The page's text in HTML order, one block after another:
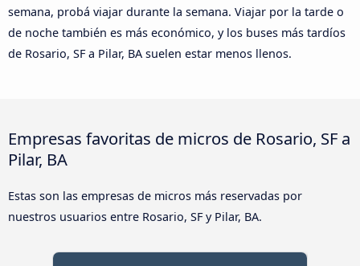
semana, probá viajar durante la semana. Viajar por la tarde o
de noche también es más económico, y los buses más tardíos
de Rosario, SF a Pilar, BA suelen estar menos llenos.
Empresas favoritas de micros de Rosario, SF a
Pilar, BA
Estas son las empresas de micros más reservadas por
nuestros usuarios entre Rosario, SF y Pilar, BA.